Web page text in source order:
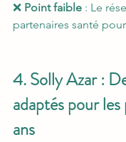
❌ Point faible : Le
partenaires santé
4. Solly Azar :
adaptés pour
ans